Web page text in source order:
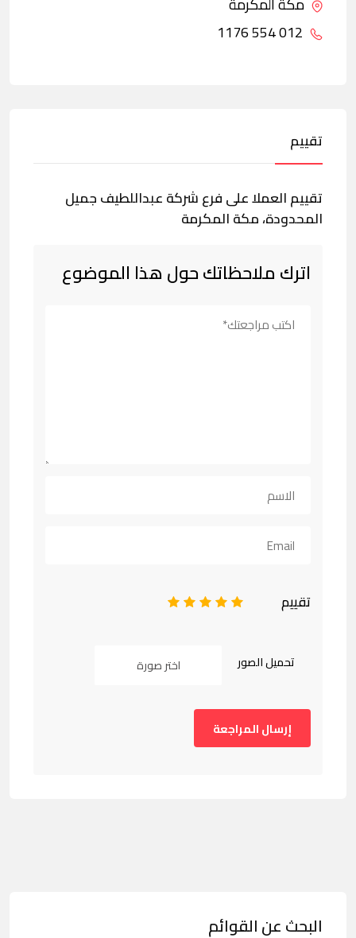
تقييم
تقييم العملا على فرع شركة عبداللطيف جميل
المحدودة، مكة المكرمة
اترك ملاحظاتك حول هذا الموضوع
تقييم 5
4
3
2
تحميل الصور اختر صورة
البحث عن القوائم